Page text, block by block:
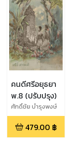
คนดีศรีอยุธยา
พ.8 (ปรับปรุง)
ศักดิ์ชัย บำรุงพงษ์
(เสนีย์ เสาวพงศ์)
479.00 ฿